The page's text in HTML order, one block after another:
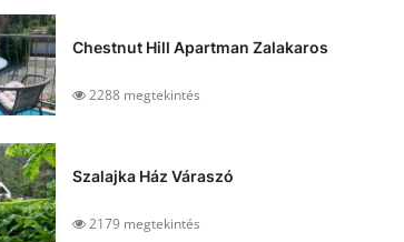
Chestnut Hill Apartman Zalakaros
2288 megtekintés
Szalajka Ház Váraszó
2179 megtekintés